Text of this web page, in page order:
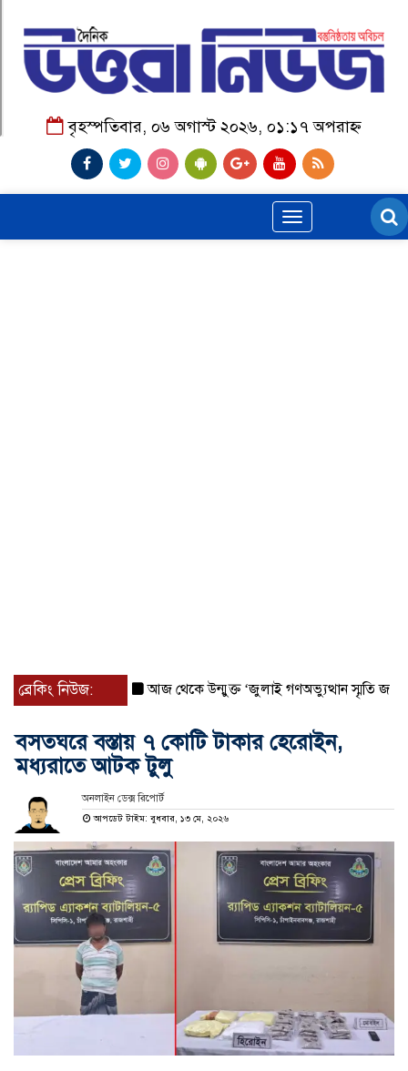
বৃহস্পতিবার, ০৬ অগাস্ট ২০২৬, ০১:১৭ অপরাহ্ন
Toggle
navigation
ব্রেকিং নিউজ: আজ থেকে উন্মুক্ত ‘জুলাই গণঅভ্যুত্থান স্মৃতি জাদুঘর
বসতঘরে বস্তায় ৭ কোটি টাকার হেরোইন,
মধ্যরাতে আটক টুলু
অনলাইন ডেক্স রিপোর্ট
আপডেট টাইম: বুধবার, ১৩ মে, ২০২৬